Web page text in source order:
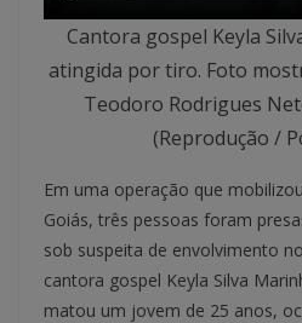
Cantora gospel Keyla
atingida por tiro. Foto
Teodoro Rodrigues
(Reprodução /
Em uma operação que
Goiás, três pessoas foram
sob suspeita de envolvimento
cantora gospel Keyla Silva
matou um jovem de 25 anos,